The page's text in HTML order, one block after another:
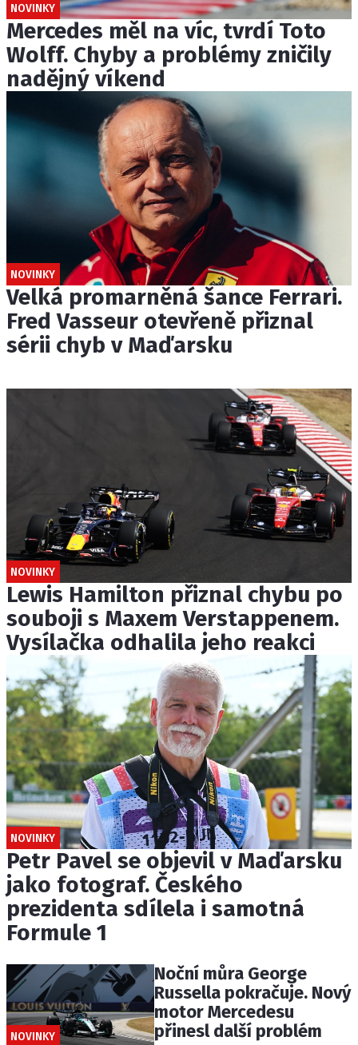
NOVINKY
Mercedes měl na víc, tvrdí Toto
Wolff. Chyby a problémy zničily
nadějný víkend
NOVINKY
Velká promarněná šance Ferrari.
Fred Vasseur otevřeně přiznal
sérii chyb v Maďarsku
NOVINKY
Lewis Hamilton přiznal chybu po
souboji s Maxem Verstappenem.
Vysílačka odhalila jeho reakci
NOVINKY
Petr Pavel se objevil v Maďarsku
jako fotograf. Českého
prezidenta sdílela i samotná
Formule 1
NOVINKY
Noční můra George
Russella pokračuje. Nový
motor Mercedesu
přinesl další problém